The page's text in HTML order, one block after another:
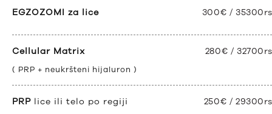
EGZOZOMI za lice 300€ /
Cellular Matrix 280€ /
( PRP + neukršteni hijaluron )
PRP lice ili telo po regiji 250€ /